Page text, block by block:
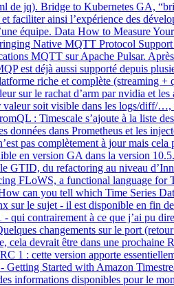
jq). Bridge to Kubernetes GA,
faciliter ainsi l’expérience des
équipe. Data How to Measure
Native MQTT Protocol
MQTT sur Apache Pulsar.
est déjà aussi supporté depuis
riche et complète (streaming
sur le rachat d’arm par nvidia et
soit visible dans les logs/diff/
: Timescale s’ajoute à la liste
dans Prometheus et les
pas complètement à jour mais
en version GA dans la version
GTID, du refactoring au niveau
FLoWS, a functional language
can you tell which Time Series
sur le sujet - il est disponible en
contrairement à ce que j’ai pu
changements sur le port
devrait être dans une prochaine
: cette version apporte
Started with Amazon
informations disponibles pour le